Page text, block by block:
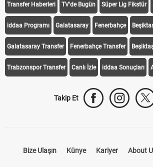
Transfer Haberleri TV'de Bugün Süper Lig Fikstür
iddaa Programı Galatasaray Fenerbahçe
Galatasaray Transfer Fenerbahçe Transfer
Trabzonspor Transfer Canlı İzle iddaa Sonuçları
Takip Et
Bize Ulaşın Künye Kariyer About